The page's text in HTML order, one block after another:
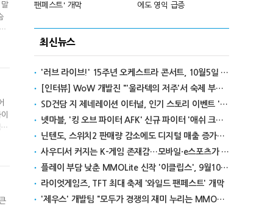
팬페스트' 개막
에도 영익 급증
최신뉴스
'러브 라이브!' 15주년 오케스트라 콘서트, 10월5일 한국서 첫 해외 공연
[인터뷰] WoW 개발진 "'울라텍의 저주'서 숙제 부담 줄이고 보상 높여"
SD건담 지 제네레이션 이터널, 인기 스토리 이벤트 '라크로아의 용사' 재개최
넷마블, '킹 오브 파이터 AFK' 신규 파이터 '애쉬 크림존' 업데이트
닌텐도, 스위치2 판매량 감소에도 디지털 매출 증가로 영익 급증
사우디서 커지는 K-게임 존재감…모바일·e스포츠가 이끌었다
플레이 부담 낮춘 MMOLite 신작 '이클립스', 9월10일 출격
라이엇게임즈, TFT 최대 축제 '와일드 팬페스트' 개막
'제우스' 개발팀 "모두가 경쟁의 재미 누리는 MMORPG로 만들 것"